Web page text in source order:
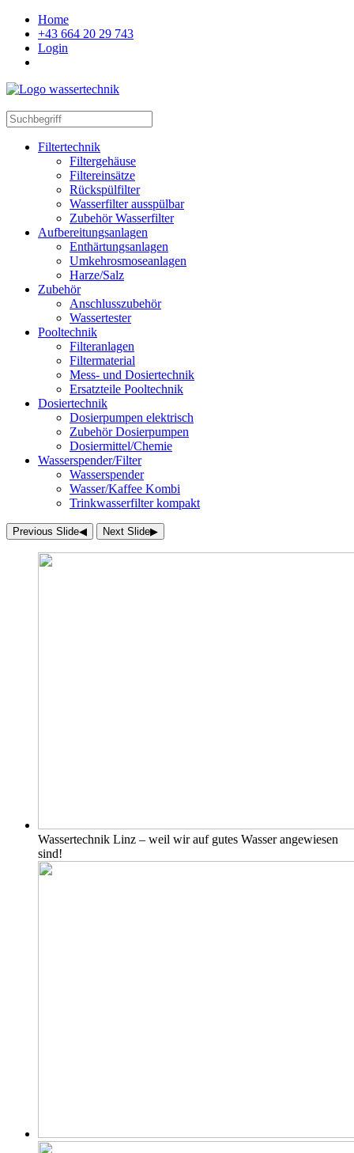
Home
+43 664 20 29 743
Login
Filtertechnik
Filtergehäuse
Filtereinsätze
Rückspülfilter
Wasserfilter ausspülbar
Zubehör Wasserfilter
Aufbereitungsanlagen
Enthärtungsanlagen
Umkehrosmoseanlagen
Harze/Salz
Zubehör
Anschlusszubehör
Wassertester
Pooltechnik
Filteranlagen
Filtermaterial
Mess- und Dosiertechnik
Ersatzteile Pooltechnik
Dosiertechnik
Dosierpumpen elektrisch
Zubehör Dosierpumpen
Dosiermittel/Chemie
Wasserspender/Filter
Wasserspender
Wasser/Kaffee Kombi
Trinkwasserfilter kompakt
Previous Slide◀︎ Next Slide▶︎
Wassertechnik Linz – weil wir auf gutes Wasser angewiesen
sind!